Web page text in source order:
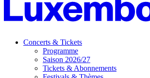
Concerts & Tickets
Programme
Saison 2026/27
Tickets & Abonnements